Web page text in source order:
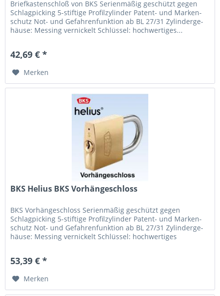
Briefkastenschloß von BKS Seri­en­mäßig geschützt gegen
Schlagpi­cking 5-stif­tige Pro­filzylinder Patent- und Marken­
schutz Not- und Gefah­renfunk­tion ab BL 27/31 Zylinderge­
häuse: Mes­sing ver­ni­ckelt Schlüs­sel: hoch­wer­tiges...
42,69 € *
Merken
BKS Helius BKS Vorhängeschloss
BKS Vorhängeschloss Seri­en­mäßig geschützt gegen
Schlagpi­cking 5-stif­tige Pro­filzylinder Patent- und Marken­
schutz Not- und Gefah­renfunk­tion ab BL 27/31 Zylinderge­
häuse: Mes­sing ver­ni­ckelt Schlüs­sel: hoch­wer­tiges
53,39 € *
Merken